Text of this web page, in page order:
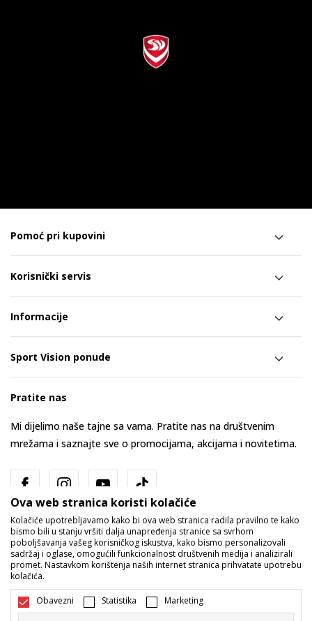
Pomoć pri kupovini
Korisnički servis
Informacije
Sport Vision ponude
Pratite nas
Mi dijelimo naše tajne sa vama. Pratite nas na društvenim
mrežama i saznajte sve o promocijama, akcijama i novitetima.
Bosna i Hercegovina Promijenite
Ova web stranica koristi kolačiće
Kolačiće upotrebljavamo kako bi ova web stranica radila pravilno te kako
bismo bili u stanju vršiti dalja unapređenja stranice sa svrhom
poboljšavanja vašeg korisničkog iskustva, kako bismo personalizovali
sadržaj i oglase, omogućili funkcionalnost društvenih medija i analizirali
promet. Nastavkom korištenja naših internet stranica prihvatate upotrebu
kolačića.
Obavezni Statistika Marketing